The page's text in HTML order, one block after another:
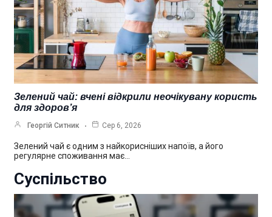
Зелений чай: вчені відкрили неочікувану користь
для здоров’я
Георгій Ситник Сер 6, 2026
Зелений чай є одним з найкорисніших напоїв, а його
регулярне споживання має…
Суспільство